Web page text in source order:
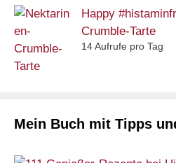
Happy
Crumble-Tarte
14 Aufrufe pro Tag
Mein Buch mit Tipps